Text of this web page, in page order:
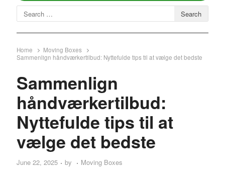
Home
Moving Boxes
Sammenlign håndværkertilbud: Nyttefulde tips til at vælge det bedste
Sammenlign
håndværkertilbud:
Nyttefulde tips til at
vælge det bedste
June 22, 2025 by Moving Boxes